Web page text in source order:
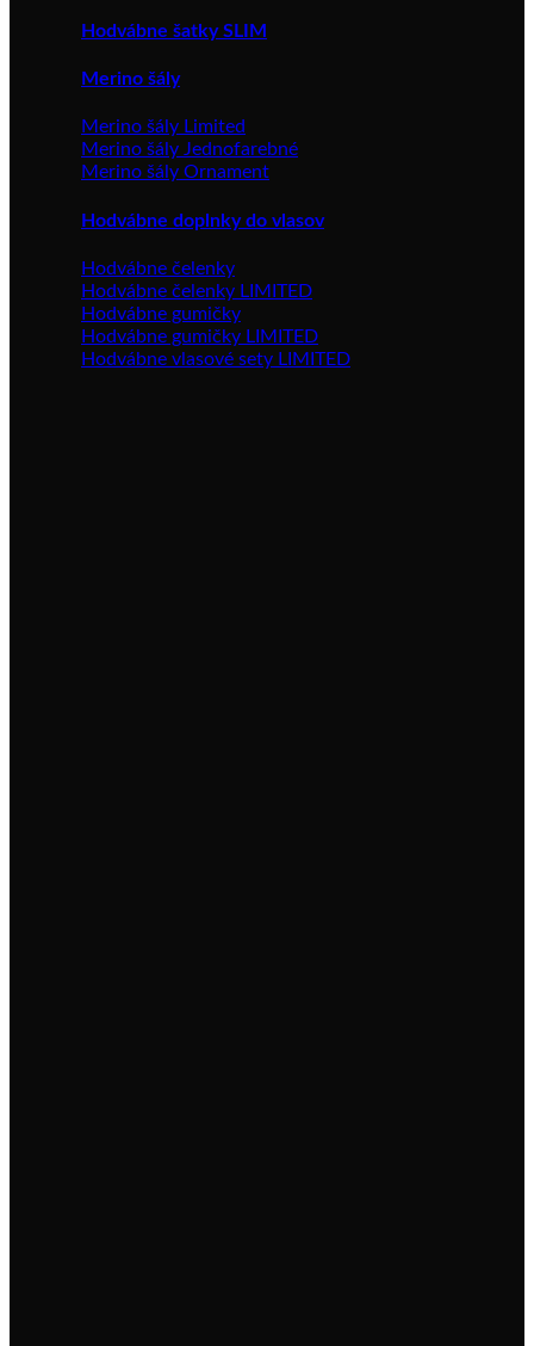
Hodvábne šatky SLIM
Merino šály
Merino šály Limited
Merino šály Jednofarebné
Merino šály Ornament
Hodvábne doplnky do vlasov
Hodvábne čelenky
Hodvábne čelenky LIMITED
Hodvábne gumičky
Hodvábne gumičky LIMITED
Hodvábne vlasové sety LIMITED